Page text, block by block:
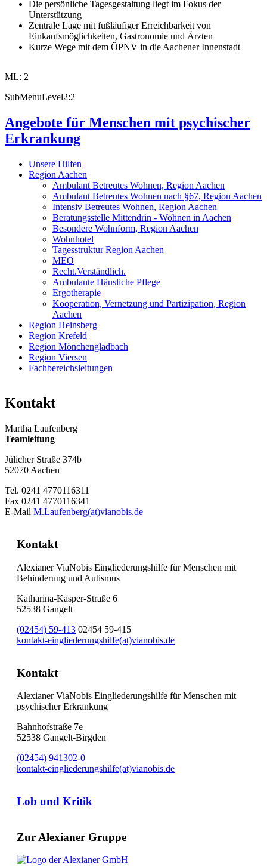
Die persönliche Tagesgestaltung liegt im Fokus der
Unterstützung
Zentrale Lage mit fußläufiger Erreichbarkeit von
Einkaufsmöglichkeiten, Gastronomie und Ärzten
Kurze Wege mit dem ÖPNV in die Aachener Innenstadt
ML: 2
SubMenuLevel2:2
Angebote für Menschen mit psychischer
Erkrankung
Unsere Hilfen
Region Aachen
Ambulant Betreutes Wohnen, Region Aachen
Ambulant Betreutes Wohnen nach §67, Region Aachen
Intensiv Betreutes Wohnen, Region Aachen
Beratungsstelle Mittendrin - Wohnen in Aachen
Besondere Wohnform, Region Aachen
Wohnhotel
Tagesstruktur Region Aachen
MEO
Recht.Verständlich.
Ambulante Häusliche Pflege
Ergotherapie
Kooperation, Vernetzung und Partizipation, Region
Aachen
Region Heinsberg
Region Krefeld
Region Mönchengladbach
Region Viersen
Fachbereichsleitungen
Kontakt
Martha Laufenberg
Teamleitung
Jülicher Straße 374b
52070 Aachen
Tel. 0241 4770116311
Fax 0241 4770116341
E-Mail M.Laufenberg(at)vianobis.de
Kontakt
Alexianer ViaNobis Eingliederungshilfe für Menschen mit
Behinderung und Autismus
Katharina-Kasper-Straße 6
52538 Gangelt
(02454) 59-413 02454 59-415
kontakt-eingliederungshilfe(at)vianobis.de
Kontakt
Alexianer ViaNobis Eingliederungshilfe für Menschen mit
psychischer Erkrankung
Bahnhofstraße 7e
52538 Gangelt-Birgden
(02454) 941302-0
kontakt-eingliederungshilfe(at)vianobis.de
Lob und Kritik
Zur Alexianer Gruppe